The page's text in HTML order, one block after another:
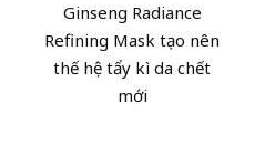
Ginseng Radiance
Refining Mask tạo nên
thế hệ tẩy kì da chết
mới